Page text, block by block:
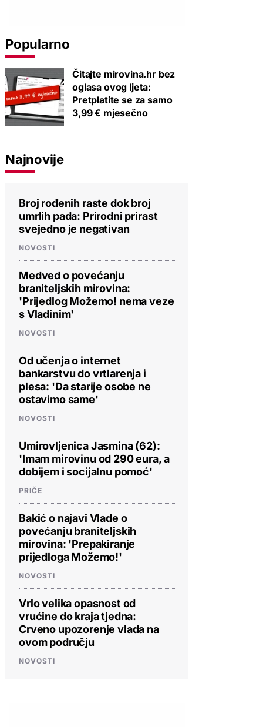
Popularno
Čitajte mirovina.hr bez
oglasa ovog ljeta:
Pretplatite se za samo
3,99 € mjesečno
Najnovije
Broj rođenih raste dok broj
umrlih pada: Prirodni prirast
svejedno je negativan
NOVOSTI
Medved o povećanju
braniteljskih mirovina:
'Prijedlog Možemo! nema veze
s Vladinim'
NOVOSTI
Od učenja o internet
bankarstvu do vrtlarenja i
plesa: 'Da starije osobe ne
ostavimo same'
NOVOSTI
Umirovljenica Jasmina (62):
'Imam mirovinu od 290 eura, a
dobijem i socijalnu pomoć'
PRIČE
Bakić o najavi Vlade o
povećanju braniteljskih
mirovina: 'Prepakiranje
prijedloga Možemo!'
NOVOSTI
Vrlo velika opasnost od
vrućine do kraja tjedna:
Crveno upozorenje vlada na
ovom području
NOVOSTI